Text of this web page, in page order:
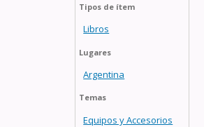
Tipos de ítem
Libros
Lugares
Argentina
Temas
Equipos y Accesorios